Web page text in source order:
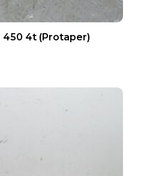
450 4t (Protaper)